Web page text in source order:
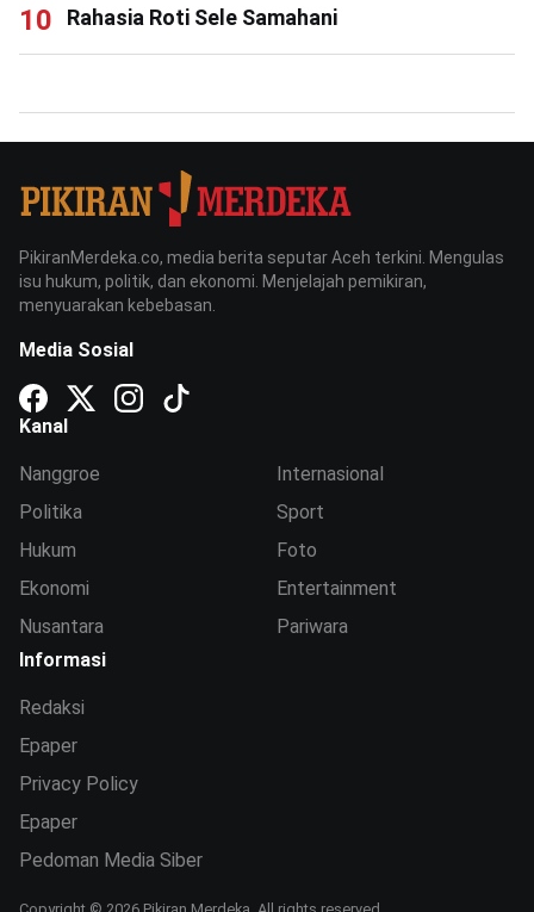
Rahasia Roti Sele Samahani
PikiranMerdeka.co, media berita seputar Aceh terkini. Mengulas
isu hukum, politik, dan ekonomi. Menjelajah pemikiran,
menyuarakan kebebasan.
Media Sosial
Kanal
Nanggroe
Politika
Hukum
Ekonomi
Nusantara
Internasional
Sport
Foto
Entertainment
Pariwara
Informasi
Redaksi
Epaper
Privacy Policy
Epaper
Pedoman Media Siber